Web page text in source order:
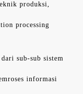
produksi,
processing
sub-sub sistem
informasi